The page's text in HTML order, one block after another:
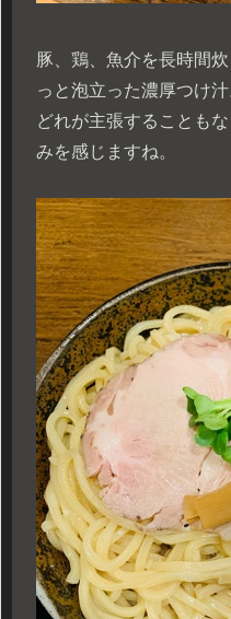
豚、鶏、魚介を長時間
っと泡立った濃厚つけ汁
どれが主張することも
みを感じますね。